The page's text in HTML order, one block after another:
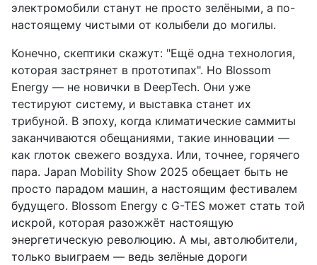
электромобили станут не просто зелёными, а по-
настоящему чистыми от колыбели до могилы.
Конечно, скептики скажут: "Ещё одна технология,
которая застрянет в прототипах". Но Blossom
Energy — не новички в DeepTech. Они уже
тестируют систему, и выставка станет их
трибуной. В эпоху, когда климатические саммиты
заканчиваются обещаниями, такие инновации —
как глоток свежего воздуха. Или, точнее, горячего
пара. Japan Mobility Show 2025 обещает быть не
просто парадом машин, а настоящим фестивалем
будущего. Blossom Energy с G-TES может стать той
искрой, которая разожжёт настоящую
энергетическую революцию. А мы, автолюбители,
только выиграем — ведь зелёные дороги